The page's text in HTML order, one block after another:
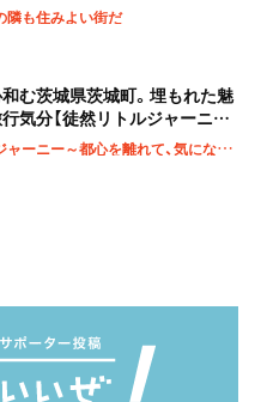
隣も住みよい街だ
む茨城県茨城町。埋もれた魅
気分【徒然リトルジャーニ
連載：徒然リトルジャーニー～都心を離れて、気になる土地へ